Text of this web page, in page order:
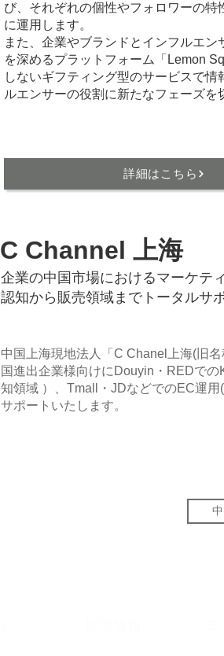
び、それぞれの個性やフォロワーの特
に運用します。
また、企業やブランドとインフルエ
を深めるプラットフォーム「Lemon
しないギフティング型のサービスで情
ルエンサーの役割に新たなフェーズを
詳細はこちら
企業の中国市場におけるマーケテ
認知から販売領域までトータルサ
中国上海現地法人「C Chanel上海(旧
国進出企業様向けにDouyin・REDで
知領域 ）、Tmall・JDなどでのEC運
サポートいたします。
C Channel 上海